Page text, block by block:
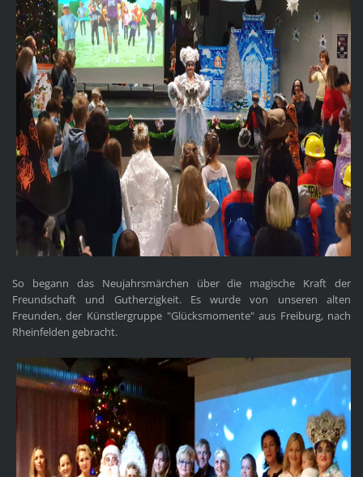
So begann das Neujahrsmärchen über die magische Kraft der
Freundschaft und Gutherzigkeit. Es wurde von unseren alten
Freunden, der Künstlergruppe "Glücksmomente" aus Freiburg, nach
Rheinfelden gebracht.